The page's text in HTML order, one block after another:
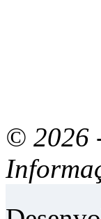
© 2026